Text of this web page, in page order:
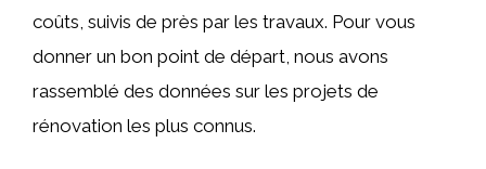
coûts, suivis de près par les travaux. Pour vous
donner un bon point de départ, nous avons
rassemblé des données sur les projets de
rénovation les plus connus.